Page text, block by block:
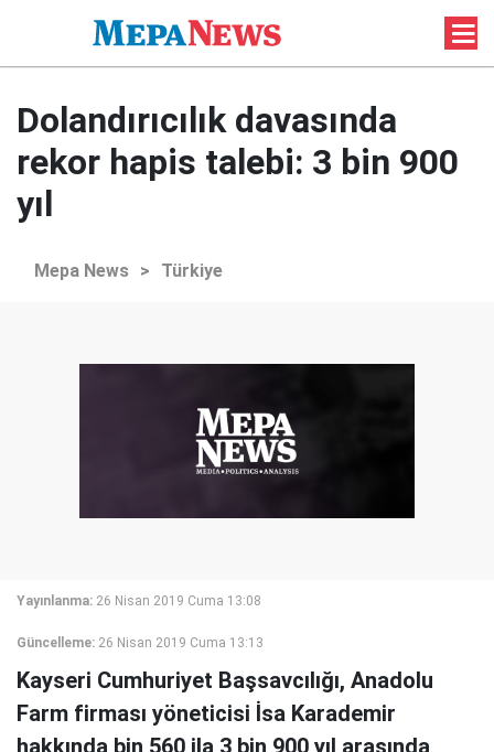
Dolandırıcılık davasında
rekor hapis talebi: 3 bin 900
yıl
Mepa News > Türkiye
Yayınlanma: 26 Nisan 2019 Cuma 13:08
Güncelleme: 26 Nisan 2019 Cuma 13:13
Kayseri Cumhuriyet Başsavcılığı, Anadolu
Farm firması yöneticisi İsa Karademir
hakkında bin 560 ila 3 bin 900 yıl arasında